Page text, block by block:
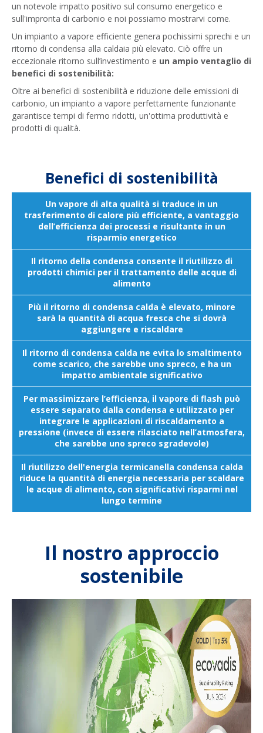
un notevole impatto positivo sul consumo energetico e
sull'impronta di carbonio e noi possiamo mostrarvi come.
Un impianto a vapore efficiente genera pochissimi sprechi e un
ritorno di condensa alla caldaia più elevato. Ciò offre un
eccezionale ritorno sull’investimento e un ampio ventaglio di
benefici di sostenibilità:
Oltre ai benefici di sostenibilità e riduzione delle emissioni di
carbonio, un impianto a vapore perfettamente funzionante
garantisce tempi di fermo ridotti, un'ottima produttività e
prodotti di qualità.
Benefici di sostenibilità
Un vapore di alta qualità si traduce in un
trasferimento di calore più efficiente, a vantaggio
dell’efficienza dei processi e risultante in un
risparmio energetico
Il ritorno della condensa consente il riutilizzo di
prodotti chimici per il trattamento delle acque di
alimento
Più il ritorno di condensa calda è elevato, minore
sarà la quantità di acqua fresca che si dovrà
aggiungere e riscaldare
Il ritorno di condensa calda ne evita lo smaltimento
come scarico, che sarebbe uno spreco, e ha un
impatto ambientale significativo
Per massimizzare l’efficienza, il vapore di flash può
essere separato dalla condensa e utilizzato per
integrare le applicazioni di riscaldamento a
pressione (invece di essere rilasciato nell’atmosfera,
che sarebbe uno spreco sgradevole)
Il riutilizzo dell'energia termicanella condensa calda
riduce la quantità di energia necessaria per scaldare
le acque di alimento, con significativi risparmi nel
lungo termine
Il nostro approccio
sostenibile